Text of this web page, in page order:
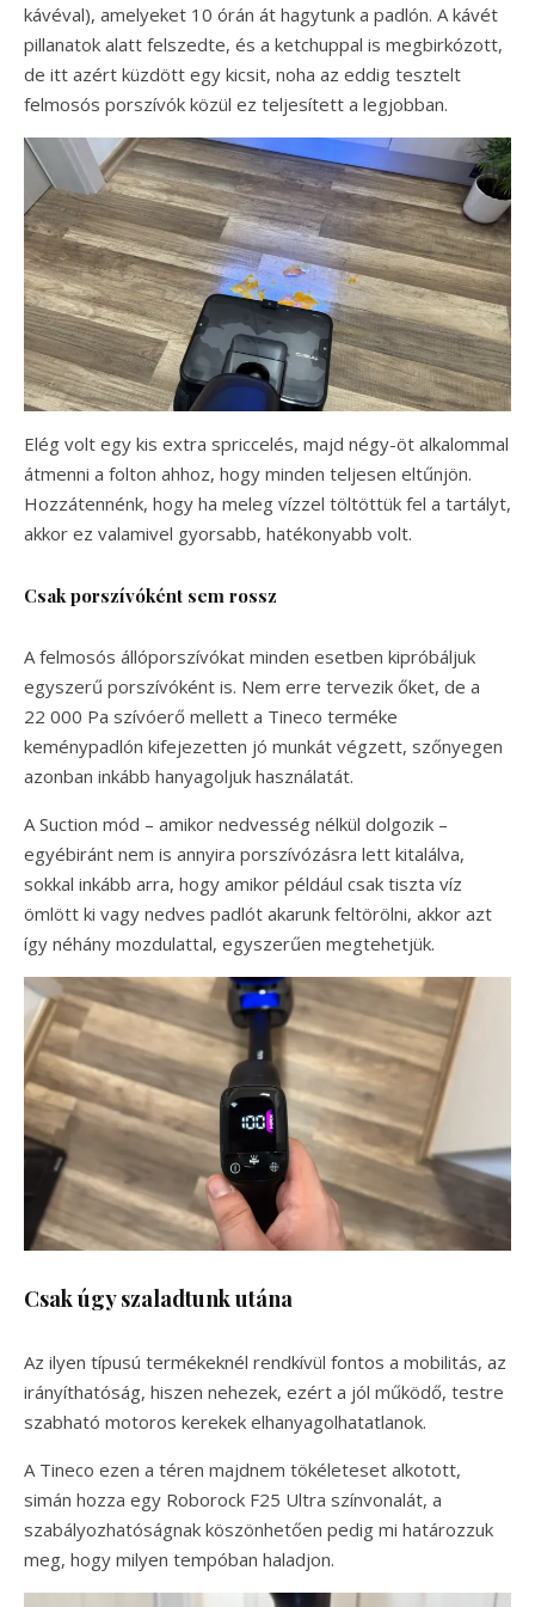
kávéval), amelyeket 10 órán át hagytunk a padlón. A kávét
pillanatok alatt felszedte, és a ketchuppal is megbirkózott,
de itt azért küzdött egy kicsit, noha az eddig tesztelt
felmosós porszívók közül ez teljesített a legjobban.
Elég volt egy kis extra spriccelés, majd négy-öt alkalommal
átmenni a folton ahhoz, hogy minden teljesen eltűnjön.
Hozzátennénk, hogy ha meleg vízzel töltöttük fel a tartályt,
akkor ez valamivel gyorsabb, hatékonyabb volt.
Csak porszívóként sem rossz
A felmosós állóporszívókat minden esetben kipróbáljuk
egyszerű porszívóként is. Nem erre tervezik őket, de a
22 000 Pa szívóerő mellett a Tineco terméke
keménypadlón kifejezetten jó munkát végzett, szőnyegen
azonban inkább hanyagoljuk használatát.
A Suction mód – amikor nedvesség nélkül dolgozik –
egyébiránt nem is annyira porszívózásra lett kitalálva,
sokkal inkább arra, hogy amikor például csak tiszta víz
ömlött ki vagy nedves padlót akarunk feltörölni, akkor azt
így néhány mozdulattal, egyszerűen megtehetjük.
Csak úgy szaladtunk utána
Az ilyen típusú termékeknél rendkívül fontos a mobilitás, az
irányíthatóság, hiszen nehezek, ezért a jól működő, testre
szabható motoros kerekek elhanyagolhatatlanok.
A Tineco ezen a téren majdnem tökéleteset alkotott,
simán hozza egy Roborock F25 Ultra színvonalát, a
szabályozhatóságnak köszönhetően pedig mi határozzuk
meg, hogy milyen tempóban haladjon.